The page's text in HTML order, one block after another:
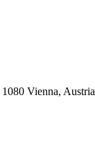
Vienna, Austria